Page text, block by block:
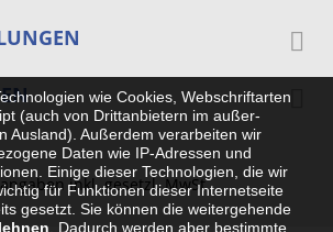


inkl. gesetzl. MwSt.
wie Cookies, Webschriftarten
(auch von Drittanbietern im außer-
Ausland). Außerdem verarbeiten wir
Daten wie IP-Adressen und
Einige dieser Technologien, die wir
für Funktionen dieser Internetseite
gesetzt. Sie können die weitergehende
Dadurch werden aber bestimmte